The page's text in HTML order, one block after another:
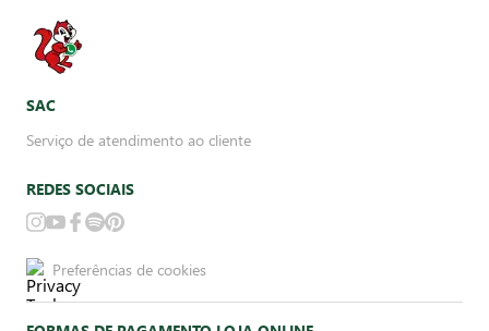
SAC
Serviço de atendimento ao cliente
REDES SOCIAIS
Preferências de cookies